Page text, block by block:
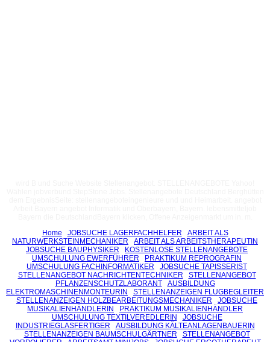
Home
JOBSUCHE LAGERFACHHELFER
ARBEIT ALS
NATURWERKSTEINMECHANIKER
ARBEIT ALS ARBEITSTHERAPEUTIN
JOBSUCHE BAUPHYSIKER
KOSTENLOSE STELLENANGEBOTE
UMSCHULUNG EWERFÜHRER
PRAKTIKUM REPROGRAFIN
UMSCHULUNG FACHINFORMATIKER
JOBSUCHE TAPISSERIST
STELLENANGEBOT NACHRICHTENTECHNIKER
STELLENANGEBOT
PFLANZENSCHUTZLABORANT
AUSBILDUNG
ELEKTROMASCHINENMONTEURIN
STELLENANZEIGEN FLUGBEGLEITER
STELLENANZEIGEN HOLZBEARBEITUNGSMECHANIKER
JOBSUCHE
MUSIKALIENHÄNDLERIN
PRAKTIKUM MUSIKALIENHÄNDLER
UMSCHULUNG TEXTILVEREDLERIN
JOBSUCHE
INDUSTRIEGLASFERTIGER
AUSBILDUNG KÄLTEANLAGENBAUERIN
STELLENANZEIGEN BAUMSCHULGÄRTNER
STELLENANGEBOT